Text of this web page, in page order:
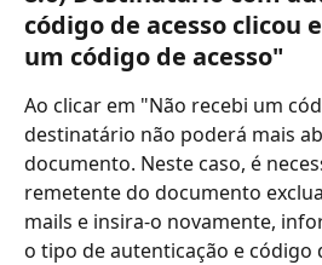
código de acesso clicou
um código de acesso"
Ao clicar em "Não recebi um
destinatário não poderá mais
documento. Neste caso, é
remetente do documento
mails e insira-o novamente,
o tipo de autenticação e código